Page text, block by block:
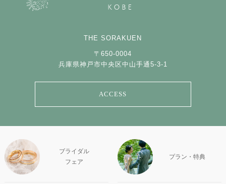
THE SORAKUEN
〒650-0004
兵庫県神戸市中央区中山手通5-3-1
ACCESS
ブライダル
フェア
プラン・特典